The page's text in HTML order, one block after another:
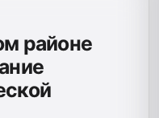
районе